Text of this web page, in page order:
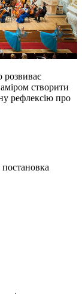
розвиває
створити
рефлексію про
постановка